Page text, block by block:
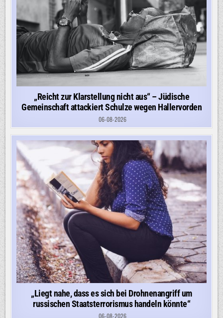
„Reicht zur Klarstellung nicht aus“ – Jüdische
Gemeinschaft attackiert Schulze wegen Hallervorden
06-08-2026
„Liegt nahe, dass es sich bei Drohnenangriff um
russischen Staatsterrorismus handeln könnte“
06-08-2026